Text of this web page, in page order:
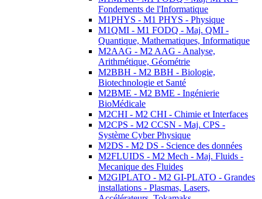
Fondements de l'Informatique
M1PHYS - M1 PHYS - Physique
M1QMI - M1 FODQ - Maj. QMI -
Quantique, Mathematiques, Informatique
M2AAG - M2 AAG - Analyse,
Arithmétique, Géométrie
M2BBH - M2 BBH - Biologie,
Biotechnologie et Santé
M2BME - M2 BME - Ingénierie
BioMédicale
M2CHI - M2 CHI - Chimie et Interfaces
M2CPS - M2 CCSN - Maj. CPS -
Système Cyber Physique
M2DS - M2 DS - Science des données
M2FLUIDS - M2 Mech - Maj. Fluids -
Mecanique des Fluides
M2GIPLATO - M2 GI-PLATO - Grandes
installations - Plasmas, Lasers,